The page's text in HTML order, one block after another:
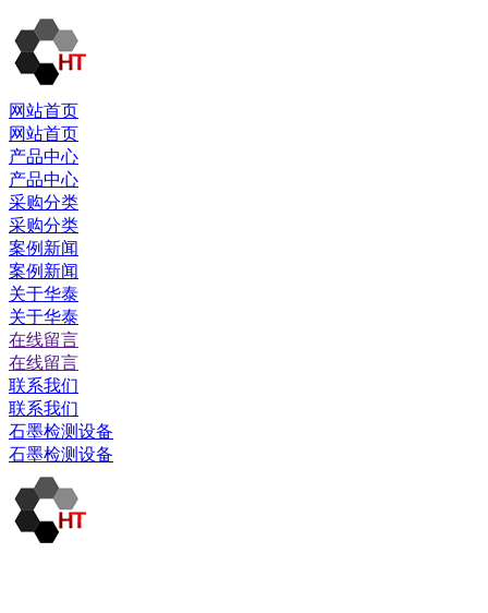
网站首页
网站首页
产品中心
产品中心
采购分类
采购分类
案例新闻
案例新闻
关于华泰
关于华泰
在线留言
在线留言
联系我们
联系我们
石墨检测设备
石墨检测设备